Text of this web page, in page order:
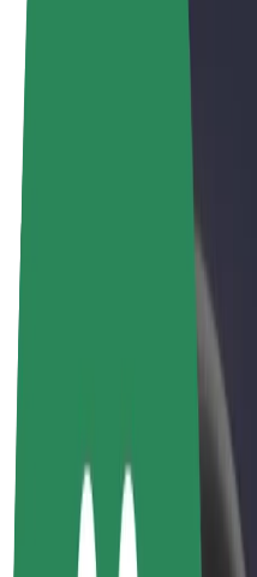
E-velosipēdi
Bolt Plus
Gūsti ieņēmumus ar Bolt